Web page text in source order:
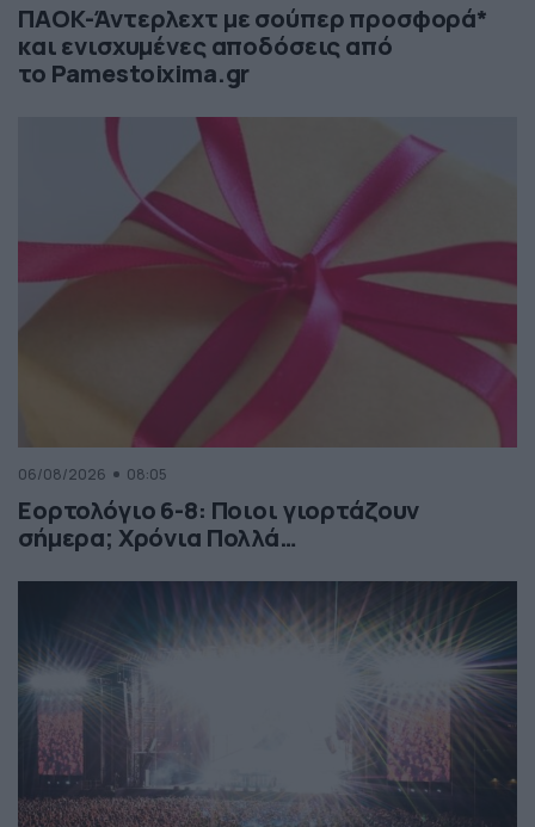
ΠΑΟΚ-Άντερλεχτ με σούπερ προσφορά*
και ενισχυμένες αποδόσεις από
το Pamestoixima.gr
06/08/2026 08:05
Εορτολόγιο 6-8: Ποιοι γιορτάζουν
σήμερα; Χρόνια Πολλά…